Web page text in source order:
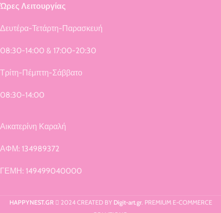
Ώρες Λειτουργίας
Δευτέρα-Τετάρτη-Παρασκευή
08:30-14:00 & 17:00-20:30
Τρίτη-Πέμπτη-Σάββατο
08:30-14:00
Αικατερίνη Καραλή
ΑΦΜ: 134989372
ΓΕΜΗ: 149499040000
HAPPYNEST.GR 2024 CREATED BY Digit-art.gr. PREMIUM E-COMMERCE